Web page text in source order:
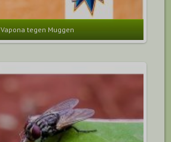
Vapona tegen Muggen